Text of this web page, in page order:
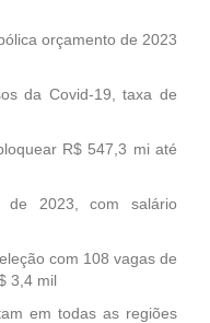
orçamento de 2023
da Covid-19, taxa de
R$ 547,3 mi até
de 2023, com salário
com 108 vagas de
3,4 mil
em todas as regiões